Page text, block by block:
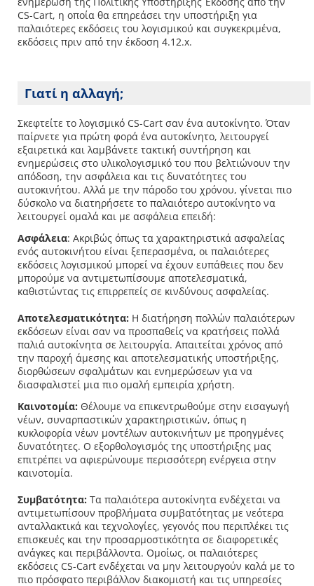
CS-Cart, η οποία θα επηρεάσει την υποστήριξη για
παλαιότερες εκδόσεις του λογισμικού και συγκεκριμένα,
εκδόσεις πριν από την έκδοση 4.12.x.
Γιατί η αλλαγή;
Σκεφτείτε το λογισμικό CS-Cart σαν ένα αυτοκίνητο. Όταν
παίρνετε για πρώτη φορά ένα αυτοκίνητο, λειτουργεί
εξαιρετικά και λαμβάνετε τακτική συντήρηση και
ενημερώσεις στο υλικολογισμικό του που βελτιώνουν την
απόδοση, την ασφάλεια και τις δυνατότητες του
αυτοκινήτου. Αλλά με την πάροδο του χρόνου, γίνεται πιο
δύσκολο να διατηρήσετε το παλαιότερο αυτοκίνητο να
λειτουργεί ομαλά και με ασφάλεια επειδή:
Ασφάλεια: Ακριβώς όπως τα χαρακτηριστικά ασφαλείας
ενός αυτοκινήτου είναι ξεπερασμένα, οι παλαιότερες
εκδόσεις λογισμικού μπορεί να έχουν ευπάθειες που δεν
μπορούμε να αντιμετωπίσουμε αποτελεσματικά,
καθιστώντας τις επιρρεπείς σε κινδύνους ασφαλείας.
Αποτελεσματικότητα: Η διατήρηση πολλών παλαιότερων
εκδόσεων είναι σαν να προσπαθείς να κρατήσεις πολλά
παλιά αυτοκίνητα σε λειτουργία. Απαιτείται χρόνος από
την παροχή άμεσης και αποτελεσματικής υποστήριξης,
διορθώσεων σφαλμάτων και ενημερώσεων για να
διασφαλιστεί μια πιο ομαλή εμπειρία χρήστη.
Καινοτομία: Θέλουμε να επικεντρωθούμε στην εισαγωγή
νέων, συναρπαστικών χαρακτηριστικών, όπως η
κυκλοφορία νέων μοντέλων αυτοκινήτων με προηγμένες
δυνατότητες. Ο εξορθολογισμός της υποστήριξης μας
επιτρέπει να αφιερώνουμε περισσότερη ενέργεια στην
καινοτομία.
Συμβατότητα: Τα παλαιότερα αυτοκίνητα ενδέχεται να
αντιμετωπίσουν προβλήματα συμβατότητας με νεότερα
ανταλλακτικά και τεχνολογίες, γεγονός που περιπλέκει τις
επισκευές και την προσαρμοστικότητα σε διαφορετικές
ανάγκες και περιβάλλοντα. Ομοίως, οι παλαιότερες
εκδόσεις CS-Cart ενδέχεται να μην λειτουργούν καλά με το
πιο πρόσφατο περιβάλλον διακομιστή και τις υπηρεσίες